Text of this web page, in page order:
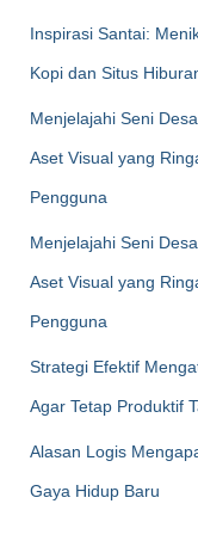
Inspirasi Santai:
Kopi dan Situs
Menjelajahi Seni
Aset Visual yang
Pengguna
Menjelajahi Seni
Aset Visual yang
Pengguna
Strategi Efektif
Agar Tetap Produktif
Alasan Logis
Gaya Hidup Baru